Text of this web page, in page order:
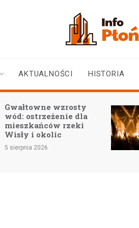
AKTUALNOŚCI HISTORIA
Gwałtowne wzrosty
wód: ostrzeżenie dla
mieszkańców rzeki
Wisły i okolic
5 sierpnia 2026